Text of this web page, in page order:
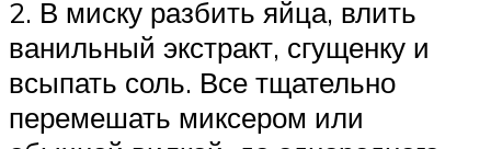
2. В миску разбить яйца, влить
ванильный экстракт, сгущенку и
всыпать соль. Все тщательно
перемешать миксером или